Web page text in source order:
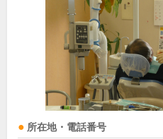
所在地・電話番号